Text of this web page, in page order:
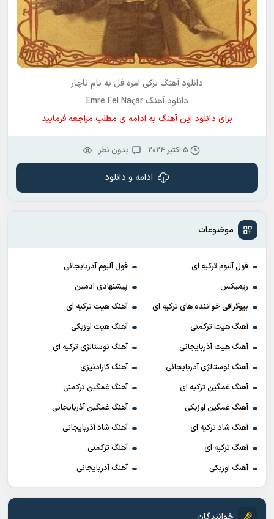
موضوعات
فول آلبوم ترکیه ای
فول آلبوم آذربایجانی
ریمیکس
پیشنهادی ادمین
بیوگرافی خواننده های ترکیه ای
آهنگ هیت ترکیه ای
آهنگ هیت ترکمنی
آهنگ هیت اوزبکی
آهنگ هیت آذربایجانی
آهنگ نوستالژی ترکیه ای
آهنگ نوستالژی آذربایجانی
آهنگ کارادنیزی
آهنگ غمگین ترکیه ای
آهنگ غمگین ترکمنی
آهنگ غمگین اوزبکی
آهنگ غمگین آذربایجانی
آهنگ شاد ترکیه ای
آهنگ شاد آذربایجانی
آهنگ ترکیه ای
آهنگ ترکمنی
آهنگ اوزبکی
آهنگ آذربایجانی
دانلود آهنگ ترکی امره فل به نام ناچار
دانلود آهنگ Emre Fel Naçar
برای دانلود این آهنگ به ادامه ی مطلب مراجعه فرمایید
5 اکتبر 2024 بدون نظر
ادامه و دانلود